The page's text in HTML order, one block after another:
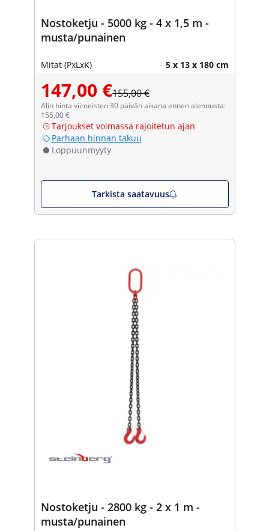
Nostoketju - 5000 kg - 4 x 1,5 m -
musta/punainen
Mitat (PxLxK) 5 x 13 x 180 cm
147,00 €155,00 €
Alin hinta viimeisten 30 päivän aikana ennen alennusta:
155,00 €
Tarjoukset voimassa rajoitetun ajan
Parhaan hinnan takuu
Loppuunmyyty
Tarkista saatavuus
Nostoketju - 2800 kg - 2 x 1 m -
musta/punainen